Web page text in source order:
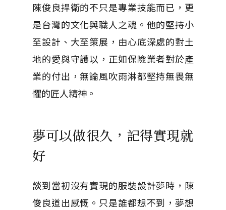
陳俊良捍衛的不只是專業技能而已，更
是台灣的文化與職人之魂。他的堅持小
至設計、大至策展，由心底深處的對土
地的愛與守護以，正如保險業者對於產
業的付出，無論風吹雨淋都堅持無畏無
懼的匠人精神。
夢可以做很久，記得實現就
好
談到當初沒有實現的服裝設計夢時，陳
俊良道出感慨。只是誰都想不到，夢想